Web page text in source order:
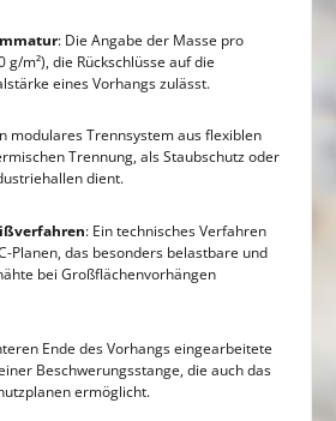
: Die Angabe der Masse pro
g/m²), die Rückschlüsse auf die
eines Vorhangs zulässt.
modulares Trennsystem aus flexiblen
Trennung, als Staubschutz oder
dient.
: Ein technisches Verfahren
Planen, das besonders belastbare und
bei Großflächenvorhängen
Ende des Vorhangs eingearbeitete
Beschwerungsstange, die auch das
ermöglicht.